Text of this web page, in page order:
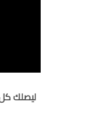
ليصلك